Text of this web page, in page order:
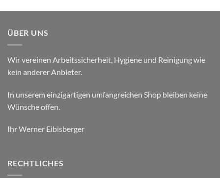
ÜBER UNS
Wir vereinen Arbeitssicherheit, Hygiene und Reinigung wie
kein anderer Anbieter.
In unserem einzigartigen umfangreichen Shop bleiben keine
Wünsche offen.
Ihr Werner Eibisberger
RECHTLICHES